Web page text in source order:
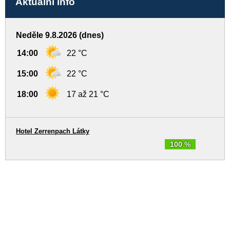
Neděle 9.8.2026 (dnes)
14:00 22 °C
15:00 22 °C
18:00 17 až 21 °C
100 %
Hotel Zerrenpach Látky